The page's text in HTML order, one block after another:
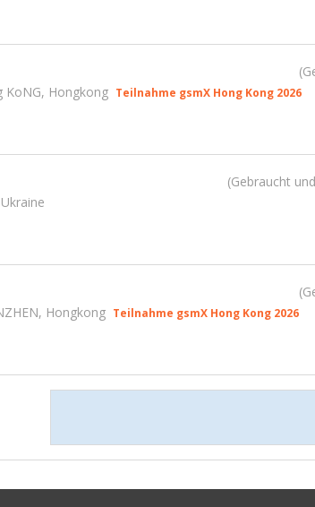
KoNG, Hongkong Teilnahme gsmX Hong Kong 2026
Gebraucht
Hongkong Teilnahme gsmX Hong Kong 2026